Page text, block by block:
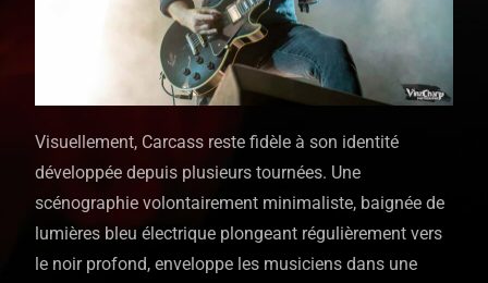
Visuellement, Carcass reste fidèle à son identité
développée depuis plusieurs tournées. Une
scénographie volontairement minimaliste, baignée de
lumières bleu électrique plongeant régulièrement vers
le noir profond, enveloppe les musiciens dans une